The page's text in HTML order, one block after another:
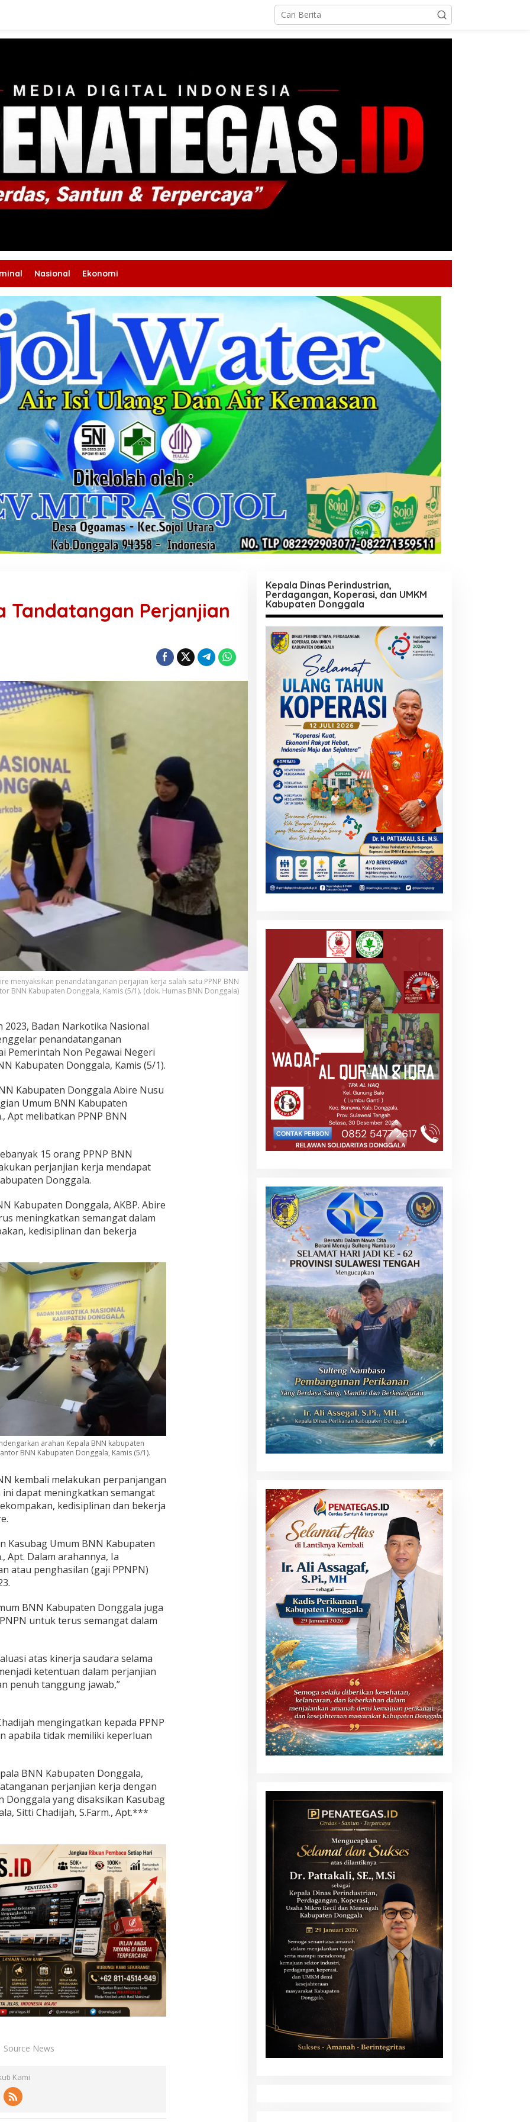
Nasional Ekonomi
Tandatangan Perjanjian
menyaksikan penandatanganan perjajian kerja salah satu PPNP BNN
BNN Kabupaten Donggala, Kamis (5/1). (dok. Humas BNN Donggala)
2023, Badan Narkotika Nasional
penandatanganan
Pemerintah Non Pegawai Negeri
Kabupaten Donggala, Kamis (5/1).
Kabupaten Donggala Abire Nusu
Umum BNN Kabupaten
Apt melibatkan PPNP BNN
15 orang PPNP BNN
perjanjian kerja mendapat
Donggala.
Kabupaten Donggala, AKBP. Abire
meningkatkan semangat dalam
kedisiplinan dan bekerja
arahan Kepala BNN kabupaten
BNN Kabupaten Donggala, Kamis (5/1).
kembali melakukan perpanjangan
dapat meningkatkan semangat
kedisiplinan dan bekerja
Kasubag Umum BNN Kabupaten
Apt. Dalam arahannya, Ia
atau penghasilan (gaji PPNPN)
BNN Kabupaten Donggala juga
untuk terus semangat dalam
atas kinerja saudara selama
ketentuan dalam perjanjian
penuh tanggung jawab,”
mengingatkan kepada PPNP
apabila tidak memiliki keperluan
BNN Kabupaten Donggala,
perjanjian kerja dengan
Donggala yang disaksikan Kasubag
Sitti Chadijah, S.Farm., Apt.***
Source News
Kami
Kepala Dinas Perindustrian,
Perdagangan, Koperasi, dan UMKM
Kabupaten Donggala